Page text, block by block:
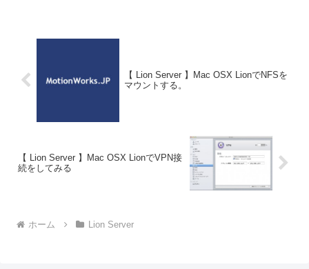
【 Lion Server 】Mac OSX LionでNFSを
マウントする。
【 Lion Server 】Mac OSX LionでVPN接
続をしてみる
ホーム Lion Server